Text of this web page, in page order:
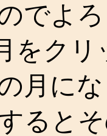
でよ
をク
月に
ると